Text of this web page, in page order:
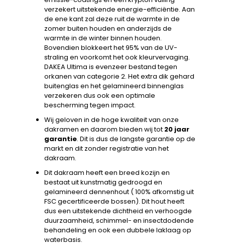
verzekert uitstekende energie-efficiëntie. Aan
de ene kant zal deze ruit de warmte in de
zomer buiten houden en anderzijds de
warmte in de winter binnen houden.
Bovendien blokkeert het 95% van de UV-
straling en voorkomt het ook kleurvervaging.
DAKEA Ultima is evenzeer bestand tegen
orkanen van categorie 2. Het extra dik gehard
buitenglas en het gelamineerd binnenglas
verzekeren dus ook een optimale
bescherming tegen impact.
Wij geloven in de hoge kwaliteit van onze
dakramen en daarom bieden wij tot 20 jaar
garantie. Dit is dus de langste garantie op de
markt en dit zonder registratie van het
dakraam.
Dit dakraam heeft een breed kozijn en
bestaat uit kunstmatig gedroogd en
gelamineerd dennenhout ( 100% afkomstig uit
FSC gecertificeerde bossen). Dit hout heeft
dus een uitstekende dichtheid en verhoogde
duurzaamheid, schimmel- en insectdodende
behandeling en ook een dubbele laklaag op
waterbasis.